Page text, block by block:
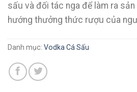
sấu và đối tác nga để làm ra
hướng thưởng thức rượu của
Danh mục: Vodka Cá Sấu